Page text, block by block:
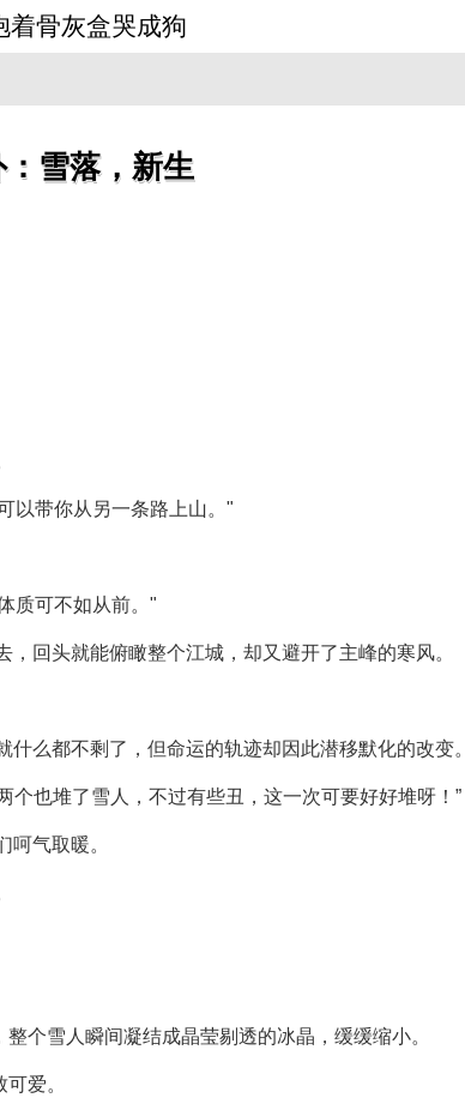
着骨灰盒哭成狗
雪落，新生
以带你从另一条路上山。"
质可不如从前。"
回头就能俯瞰整个江城，却又避开了主峰的寒风。
么都不剩了，但命运的轨迹却因此潜移默化的改变。
也堆了雪人，不过有些丑，这一次可要好好堆呀！”
气取暖。
个雪人瞬间凝结成晶莹剔透的冰晶，缓缓缩小。
爱。